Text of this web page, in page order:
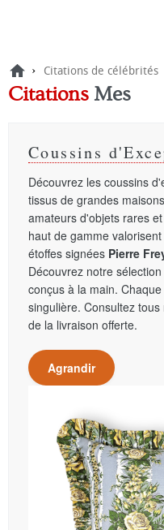
› Citations de célébrités
Citations Mes
Coussins
Découvrez les coussins
tissus de grandes
amateurs d'objets rares
haut de gamme
étoffes signées Pierre
Découvrez notre
conçus à la main.
singulière. Consultez tous
de la livraison offerte.
Agrandir